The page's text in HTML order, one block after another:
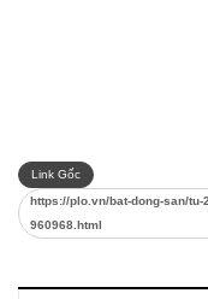
Link Gốc
https://plo.vn/bat-dong-san/tu-
960968.html